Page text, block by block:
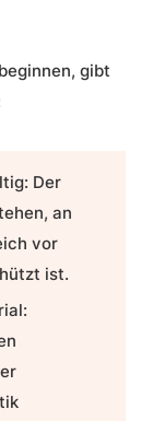
beginnen, gibt
Der
an
vor
ist.